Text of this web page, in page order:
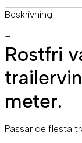
Beskrivning
+
Rostfri
meter.
Passar de flesta